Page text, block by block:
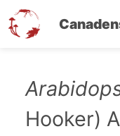
contenuHooker)